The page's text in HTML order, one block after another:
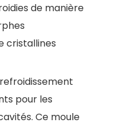
de manière
cristallines
pour les
Ce moule